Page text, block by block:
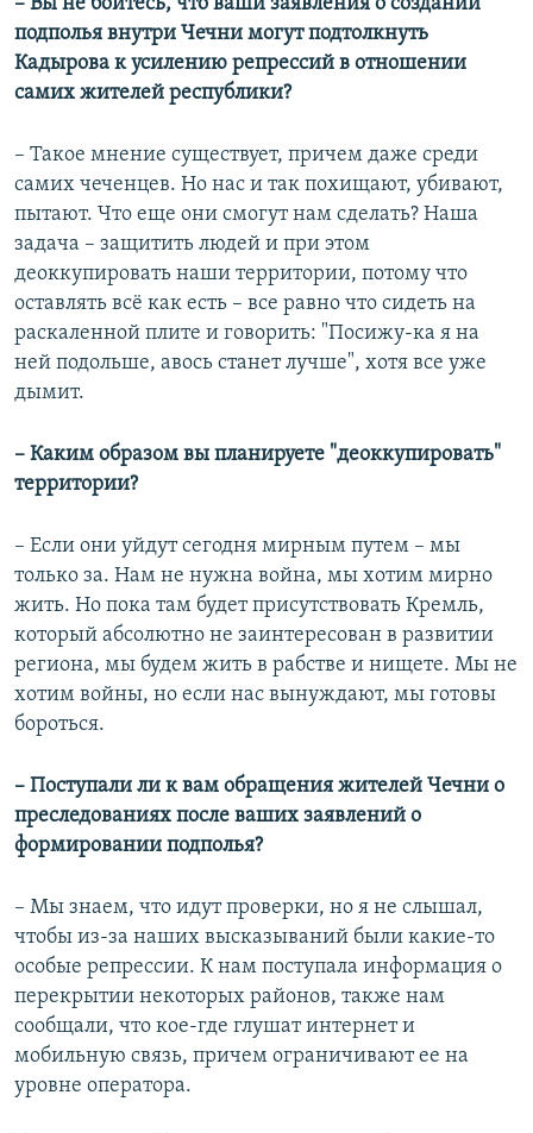
подполья внутри Чечни могут подтолкнуть
Кадырова к усилению репрессий в отношении
самих жителей республики?
– Такое мнение существует, причем даже среди
самих чеченцев. Но нас и так похищают, убивают,
пытают. Что еще они смогут нам сделать? Наша
задача – защитить людей и при этом
деоккупировать наши территории, потому что
оставлять всё как есть – все равно что сидеть на
раскаленной плите и говорить: "Посижу-ка я на
ней подольше, авось станет лучше", хотя все уже
дымит.
– Каким образом вы планируете "деоккупировать"
территории?
– Если они уйдут сегодня мирным путем – мы
только за. Нам не нужна война, мы хотим мирно
жить. Но пока там будет присутствовать Кремль,
который абсолютно не заинтересован в развитии
региона, мы будем жить в рабстве и нищете. Мы не
хотим войны, но если нас вынуждают, мы готовы
бороться.
– Поступали ли к вам обращения жителей Чечни о
преследованиях после ваших заявлений о
формировании подполья?
– Мы знаем, что идут проверки, но я не слышал,
чтобы из-за наших высказываний были какие-то
особые репрессии. К нам поступала информация о
перекрытии некоторых районов, также нам
сообщали, что кое-где глушат интернет и
мобильную связь, причем ограничивают ее на
уровне оператора.